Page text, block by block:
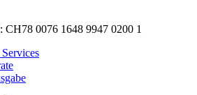
CH78 0076 1648 9947 0200 1